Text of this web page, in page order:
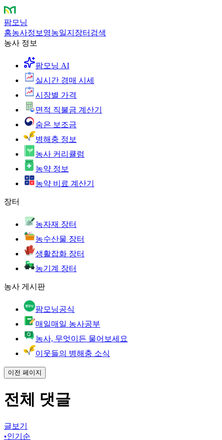
팜모닝
홈농사정보 영농일지 장터 검색
농사 정보
팜모닝 AI
실시간 경매 시세
시장별 가격
면적 직불금 계산기
숨은 보조금
병해충 정보
농사 커리큘럼
농약 정보
농약 비료 계산기
장터
농자재 장터
농수산물 장터
생활잡화 장터
농기계 장터
농사 게시판
팜모닝공식
매일매일 농사공부
농사, 무엇이든 물어보세요
이웃들의 병해충 소식
이전 페이지
전체 댓글
글보기
•인기순